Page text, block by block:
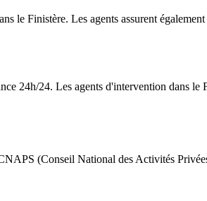
le Finistère. Les agents assurent
24h/24. Les agents d'intervention dans le
(Conseil National des Activités